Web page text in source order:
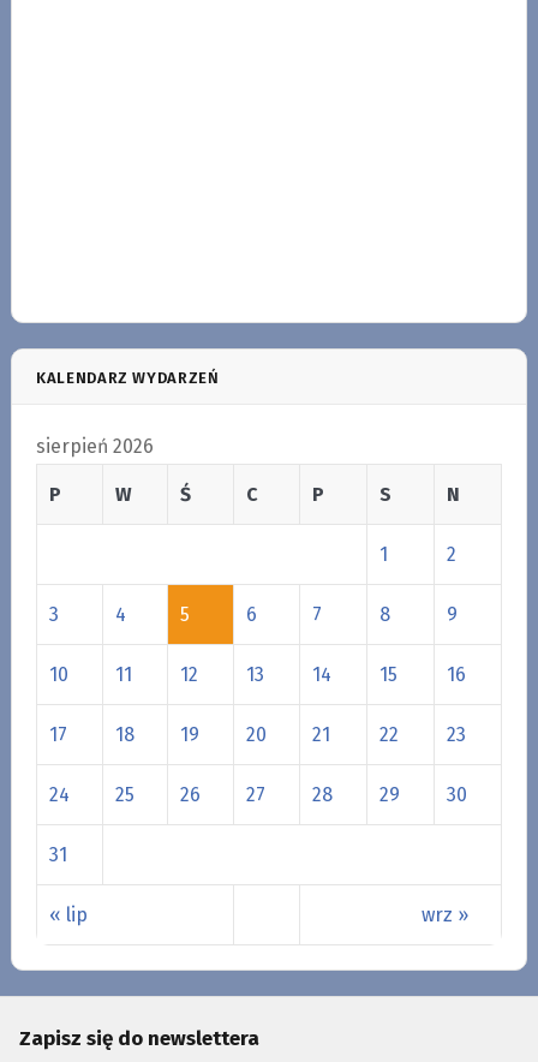
KALENDARZ WYDARZEŃ
sierpień 2026
P W Ś C P S N
« lip wrz »
1 2
3 4 5 6 7 8 9
10 11 12 13 14 15 16
17 18 19 20 21 22 23
24 25 26 27 28 29 30
31
Zapisz się do newslettera